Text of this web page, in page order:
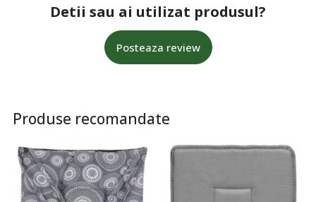
Detii sau ai utilizat produsul?
Posteaza review
Produse recomandate